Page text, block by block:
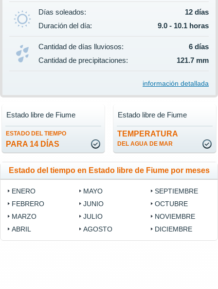
Días soleados:
12 días
Duración del día:
9.0 - 10.1 horas
Cantidad de días lluviosos:
6 días
Cantidad de precipitaciones:
121.7 mm
información detallada
ESTADO DEL TIEMPO
PARA 14 DÍAS
Estado libre de Fiume
TEMPERATURA
DEL AGUA DE MAR
Estado libre de Fiume
Estado del tiempo en Estado libre de Fiume por meses
ENERO
FEBRERO
MARZO
ABRIL
MAYO
JUNIO
JULIO
AGOSTO
SEPTIEMBRE
OCTUBRE
NOVIEMBRE
DICIEMBRE